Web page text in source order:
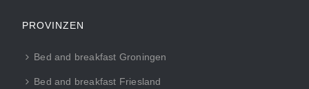
PROVINZEN
Bed and breakfast Groningen
Bed and breakfast Friesland